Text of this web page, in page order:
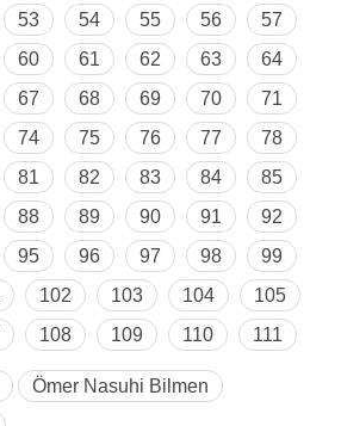
53 54 55 56
57
60 61 62 63
64
67 68 69 70
71
74 75 76 77
78
81 82 83 84
85
88 89 90 91
92
95 96 97 98
99
102 103 104
105
108 109 110 111
Ömer Nasuhi Bilmen